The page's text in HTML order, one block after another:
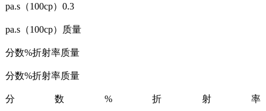
pa.s（100cp）0.3
pa.s（100cp）质量
分数%折射率质量
分数%折射率质量
分数%折射率